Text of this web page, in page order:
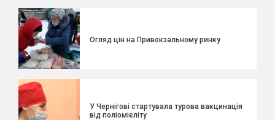
Огляд цін на Привокзальному ринку
У Чернігові стартувала турова вакцинація
від поліомієліту